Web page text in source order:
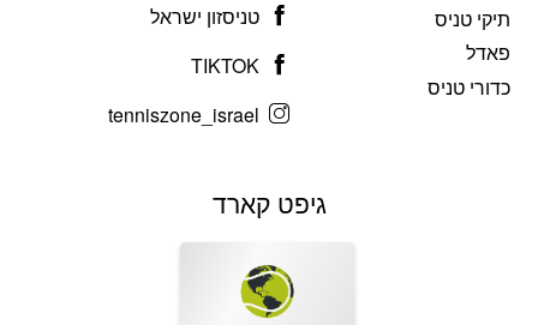
תיקי טניס
פאדל
כדורי טניס
טניסזון ישראל
TIKTOK
tenniszone_israel
גיפט קארד